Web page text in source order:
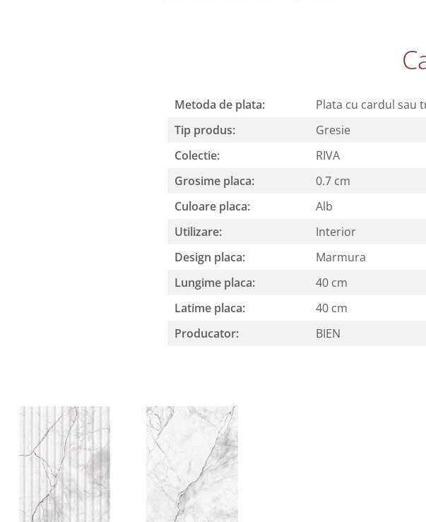
Metoda de plata:
Plata cu cardul sau
Tip produs:
Gresie
Colectie:
RIVA
Grosime placa:
0.7 cm
Culoare placa:
Alb
Utilizare:
Interior
Design placa:
Marmura
Lungime placa:
40 cm
Latime placa:
40 cm
Producator:
BIEN